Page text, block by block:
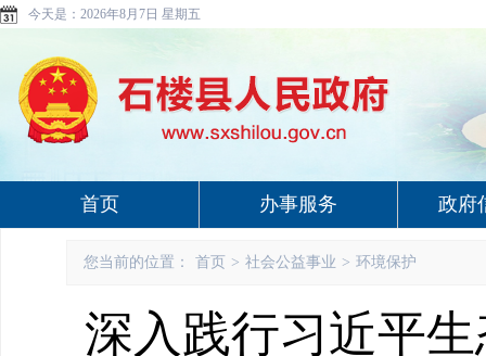
今天是： 2026年8月7日 星期五
首页 办事服务 政府
您当前的位置： 首页 > 社会公益事业 > 环境保护
深入践行习近平